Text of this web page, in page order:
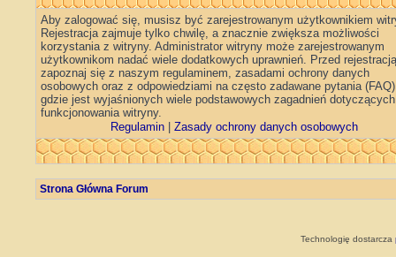
Aby zalogować się, musisz być zarejestrowanym użytkownikiem
Rejestracja zajmuje tylko chwilę, a znacznie zwiększa możliwości
korzystania z witryny. Administrator witryny może zarejestrowanym
użytkownikom nadać wiele dodatkowych uprawnień. Przed rejestracją
zapoznaj się z naszym regulaminem, zasadami ochrony danych
osobowych oraz z odpowiedziami na często zadawane pytania
gdzie jest wyjaśnionych wiele podstawowych zagadnień dotyczących
funkcjonowania witryny.
Regulamin
Zasady ochrony danych osobowych
Strona Główna Forum
Technologię dostarcza